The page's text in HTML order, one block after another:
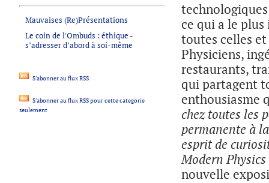
Mauvaises (Re)Présentations
Le coin de l'Ombuds : éthique -
s’adresser d’abord à soi-même
S'abonner au flux RSS
S'abonner au flux RSS pour cette categorie
seulement
ce qui a le
toutes celles
Physiciens,
restaurants,
qui partagent
enthousiasme
chez toutes les
permanente à
esprit de
Modern
nouvelle